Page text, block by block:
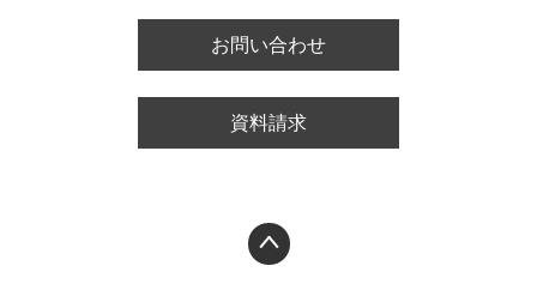
お問い合わせ
資料請求